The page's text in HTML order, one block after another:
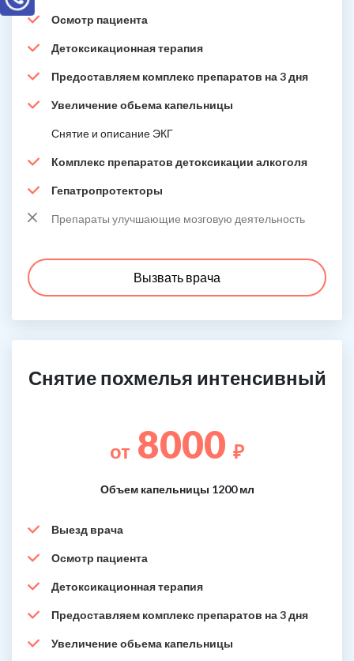
Осмотр пациента
Детоксикационная терапия
Предоставляем комплекс препаратов на 3 дня
Увеличение обьема капельницы
Снятие и описание ЭКГ
Комплекс препаратов детоксикации алкоголя
Гепатропротекторы
Препараты улучшающие мозговую деятельность
Вызвать врача
Снятие похмелья интенсивный
от 8000 ₽
Объем капельницы 1200 мл
Выезд врача
Осмотр пациента
Детоксикационная терапия
Предоставляем комплекс препаратов на 3 дня
Увеличение обьема капельницы